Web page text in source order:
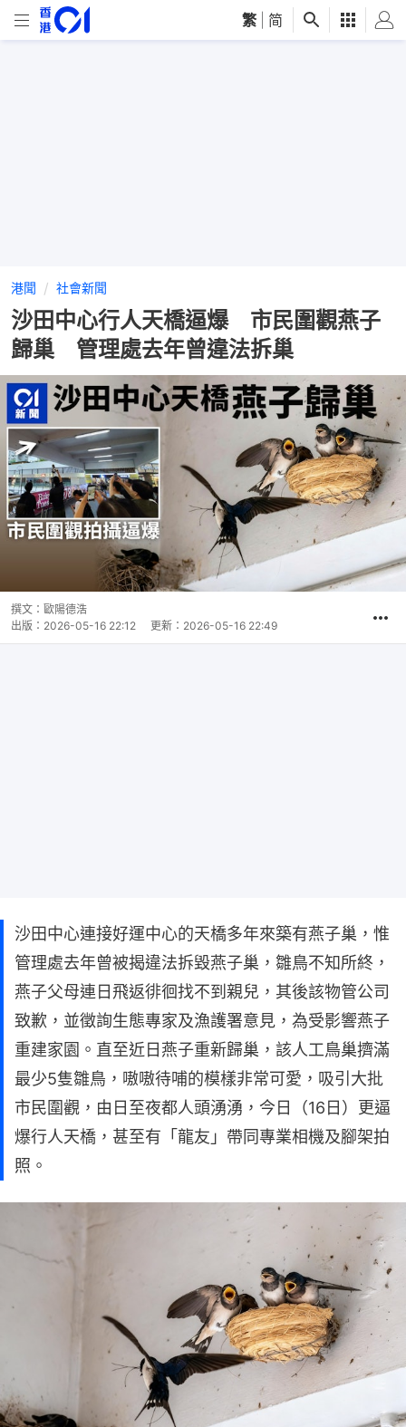
繁 简
港聞 社會新聞
沙田中心行人天橋逼爆 市民圍觀燕子
歸巢 管理處去年曾違法拆巢
撰文： 歐陽德浩
出版： 2026-05-16 22:12 更新： 2026-05-16 22:49
沙田中心連接好運中心的天橋多年來築有燕子巢，惟
管理處去年曾被揭違法拆毀燕子巢，雛鳥不知所終，
燕子父母連日飛返徘徊找不到親兒，其後該物管公司
致歉，並徵詢生態專家及漁護署意見，為受影響燕子
重建家園。直至近日燕子重新歸巢，該人工鳥巢擠滿
最少5隻雛鳥，嗷嗷待哺的模樣非常可愛，吸引大批
市民圍觀，由日至夜都人頭湧湧，今日（16日）更逼
爆行人天橋，甚至有「龍友」帶同專業相機及腳架拍
照。